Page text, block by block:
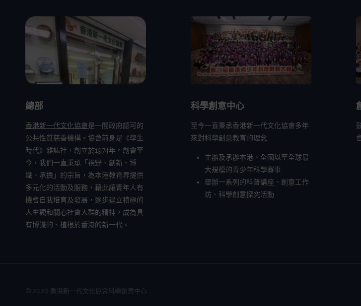
總部
香港新一代文化協會是一間政府認可的
公共性質慈善機構。協會前身是《學生
時代》雜誌社，創立於1974年。創會至
今，我們一直秉承「視野、創新、博
識、承擔」的宗旨，為本港教育界提供
多元化的活動及服務，藉此讓青年人有
機會自我培育及發展，逐步建立積極的
人生觀和關心社會人群的精神，成為具
有博識的、植根於香港的新一代。
科學創意中心
至今一直秉承香港新一代文化協會多年
來對科學創意教育的理念
主辦及承辦本港、全國以至全球最
大規模的青少年科學賽事
舉辦一系列的科普講座、創意工作
坊、科學創意探究活動
© 2026 香港新一代文化協會科學創意中心